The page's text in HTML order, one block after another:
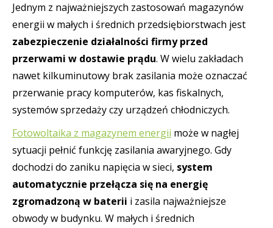
Jednym z najważniejszych zastosowań magazynów
energii w małych i średnich przedsiębiorstwach jest
zabezpieczenie działalności firmy przed
przerwami w dostawie prądu. W wielu zakładach
nawet kilkuminutowy brak zasilania może oznaczać
przerwanie pracy komputerów, kas fiskalnych,
systemów sprzedaży czy urządzeń chłodniczych.
Fotowoltaika z magazynem energii może w nagłej
sytuacji pełnić funkcję zasilania awaryjnego. Gdy
dochodzi do zaniku napięcia w sieci, system
automatycznie przełącza się na energię
zgromadzoną w baterii i zasila najważniejsze
obwody w budynku. W małych i średnich